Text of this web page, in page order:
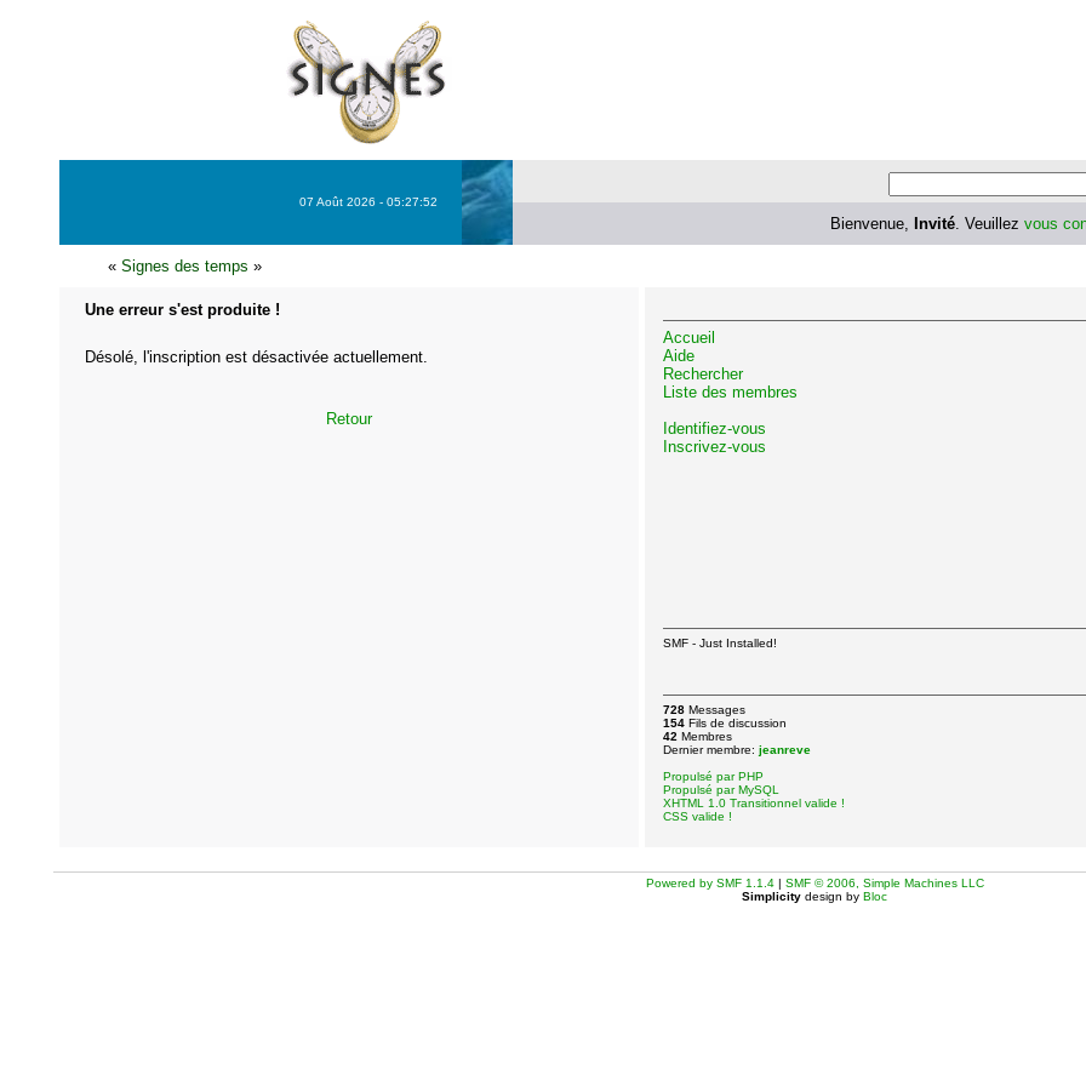
07 Août 2026 - 05:27:52
Bienvenue, Invité. Veuillez vous
« Signes des temps »
Une erreur s'est produite !
Désolé, l'inscription est désactivée actuellement.
Retour
Accueil
Aide
Rechercher
Liste des membres
Identifiez-vous
Inscrivez-vous
SMF - Just Installed!
728 Messages
154 Fils de discussion
42 Membres
Dernier membre: jeanreve
Propulsé par PHP
Propulsé par MySQL
XHTML 1.0 Transitionnel valide !
CSS valide !
Powered by SMF 1.1.4| SMF © 2006, Simple Machines LLC
Simplicity design by Bloc